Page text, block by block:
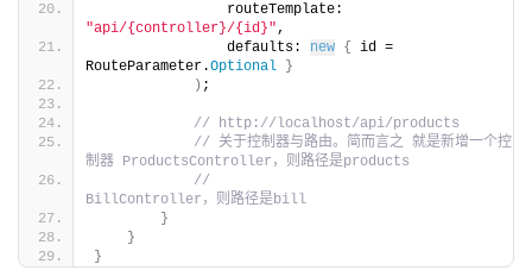
"api/{controller}/{id}" ,
                defaults:
new { id =
RouteParameter.Optional }
) ;
// http://localhost/api/products
// 关于控制器与路由。简而言之 就是新增一个控
制器 ProductsController，则路径是products
//
BillController，则路径是bill
}
}
}